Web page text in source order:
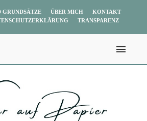
GRUNDSÄTZE ÜBER MICH
KONTAKT
TRANSPARENZ